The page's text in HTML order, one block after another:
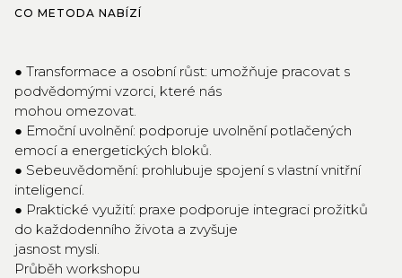
CO METODA NABÍZÍ
● Transformace a osobní růst: umožňuje pracovat s
podvědomými vzorci, které nás
mohou omezovat.
● Emoční uvolnění: podporuje uvolnění potlačených
emocí a energetických bloků.
● Sebeuvědomění: prohlubuje spojení s vlastní vnitřní
inteligencí.
● Praktické využití: praxe podporuje integraci prožitků
do každodenního života a zvyšuje
jasnost mysli.
Průběh workshopu